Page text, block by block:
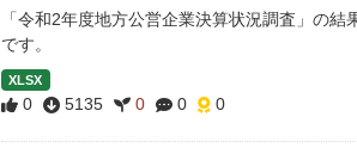
「令和2年度地方公営企業決算状況調査」の
です。
XLSX
0 5135 0 0 0